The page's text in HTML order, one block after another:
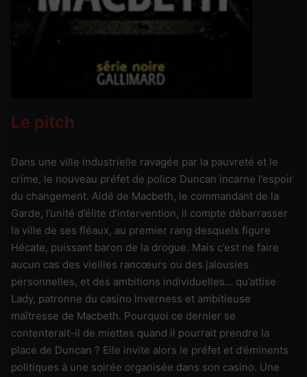
Le pitch
Dans une ville industrielle ravagée par la pauvreté et le
crime, le nouveau préfet de police Duncan incarne l’espoir
du changement. Aidé de Macbeth, le commandant de la
Garde, l’unité d’élite d’intervention, il compte débarrasser
la ville de ses fléaux, au premier rang desquels figure
Hécate, puissant baron de la drogue. Mais c’est ne faire
aucun cas des vieilles rancœurs ou des jalousies
personnelles, et des ambitions individuelles… qu’attise
Lady, patronne du casino Inverness et ambitieuse
maîtresse de Macbeth. Pourquoi ce dernier se
contenterait-il de miettes quand il pourrait prendre la
place de Duncan ? Elle invite alors le préfet et d’éminents
politiques à une soirée organisée dans son casino. Une